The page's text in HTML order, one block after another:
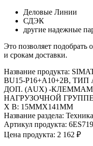
Деловые Линии
СДЭК
другие надежные
Это позволяет подобрать
и срокам доставки.
Название продукта:
BU15-P16+A10+2B,
ДОП. (AUX) -
НАГРУЗОЧНОЙ
Х В: 15MMX141MM
Название раздела:
Артикул продукта:
Цена продукта: 2 162 ₽